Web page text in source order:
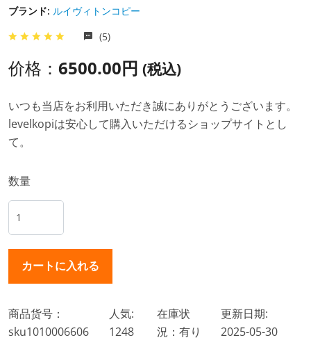
ブランド: ルイヴィトンコピー
(5)
价格： 6500.00円 (税込)
いつも当店をお利用いただき誠にありがとうございます。
levelkopiは安心して購入いただけるショップサイトとし
て。
数量
商品货号：
sku1010006606
人気:
1248
在庫状
況：有り
更新日期:
2025-05-30